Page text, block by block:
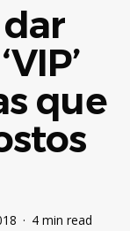
que
4 min read